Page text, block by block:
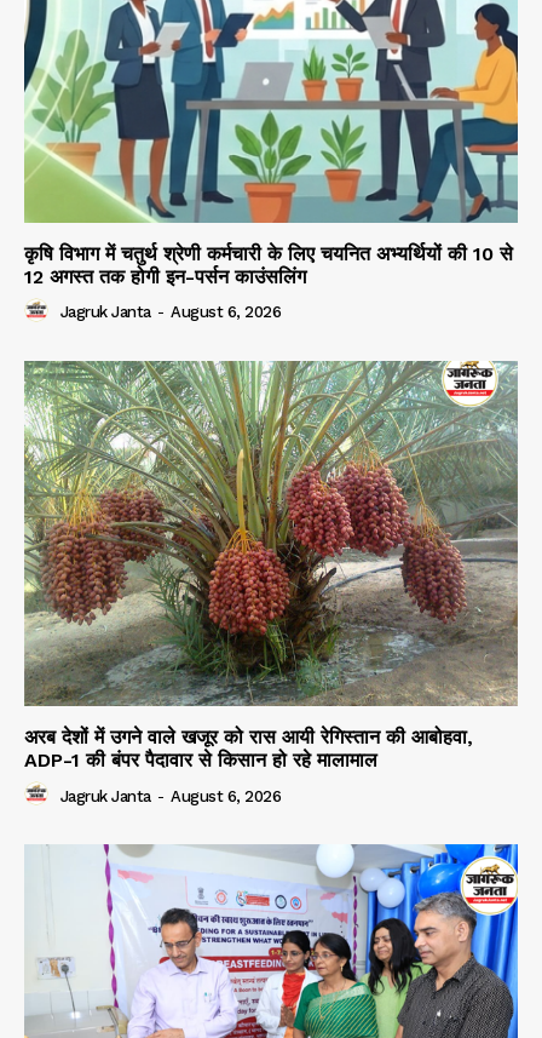
कृषि विभाग में चतुर्थ श्रेणी कर्मचारी के लिए चयनित अभ्यर्थियों की 10 से
12 अगस्त तक होगी इन-पर्सन काउंसलिंग
Jagruk Janta - August 6, 2026
अरब देशों में उगने वाले खजूर को रास आयी रेगिस्तान की आबोहवा,
ADP-1 की बंपर पैदावार से किसान हो रहे मालामाल
Jagruk Janta - August 6, 2026